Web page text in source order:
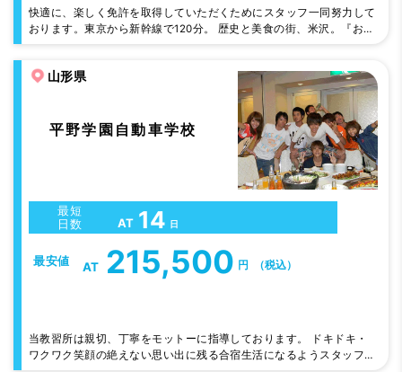
快適に、楽しく免許を取得していただくためにスタッフ一同努力して
おります。東京から新幹線で120分。 歴史と美食の街、米沢。『おも
山形県
平野学園自動車学校
最短
日数
AT 14 日
最安値 AT 215,500 円 （税込）
当教習所は親切、丁寧をモットーに指導しております。 ドキドキ・
ワクワク笑顔の絶えない思い出に残る合宿生活になるようスタッフ一